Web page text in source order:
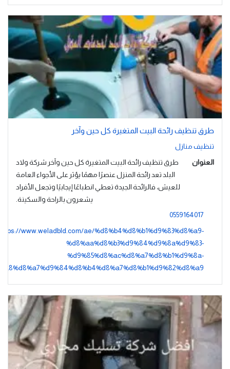
طرق تنظيف رائحة البيت المتغيرة كل حين وآخر
تنظيف منازل
العنوان
طرق تنظيف رائحة البيت المتغيرة كل حين وآخر شركة ولاد
البلد تعد رائحة المنزل عنصرًا مهمًا يؤثر على الأجواء العامة
للعيش، فالرائحة الجيدة تعطي انطباعًا إيجابيًا وتجعل الأفراد
يشعرون بالراحة والسكينة.
0559164017
https://www.weladbld.com/ae/%d8%b4%d8%b1%d9%83%d8%a9-
%d8%aa%d8%b3%d9%84%d9%8a%d9%83-
%d9%85%d8%ac%d8%a7%d8%b1%d9%8a-